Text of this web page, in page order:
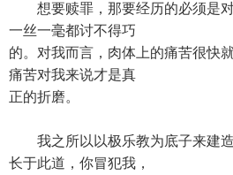
想要赎罪，那要经历的必须是对
一丝一毫都讨不得巧
的。对我而言，肉体上的痛苦很快
痛苦对我来说才是真
正的折磨。
我之所以以极乐教为底子来建造
长于此道，你冒犯我，